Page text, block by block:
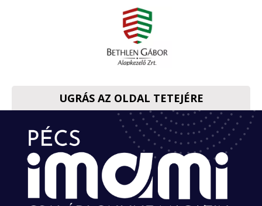
UGRÁS AZ OLDAL TETEJÉRE